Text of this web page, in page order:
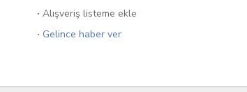
·Alışveriş listeme ekle
· Gelince haber ver